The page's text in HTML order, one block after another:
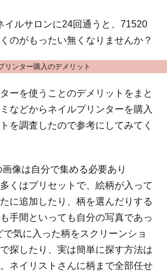
イルサロンに24回通うと、71520
のがもったい無くなりませんか？
リンター購入のデメリット
ーを使うことのデメリットをまと
などからネイルプリンターを購入
を調査したので参考にしてみてく
像は自分で集める必要あり
くはプリセットで、絵柄が入って
に追加したり、柄を選んだりする
手間といっても自分の写真であっ
で気に入った柄をスクリーンショ
探したり、実は簡単に探す方法は
ネイリストさんに柄まで全部任せ